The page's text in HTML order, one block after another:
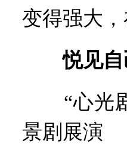
变得强大
悦见自
“心光剧
景剧展演